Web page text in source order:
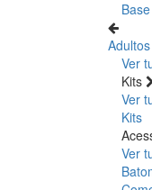
Base
Adultos
Ver
Kits
Ver
Kits
Ver